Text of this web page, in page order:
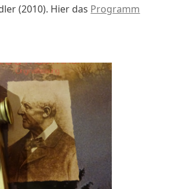
(2010). Hier das Programm